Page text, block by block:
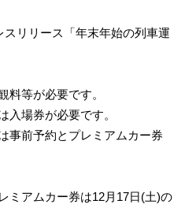
リリース「年末年始の列車運
等が必要です。
場券が必要です。
事前予約とプレミアムカー券
ミアムカー券は12月17日(土)の